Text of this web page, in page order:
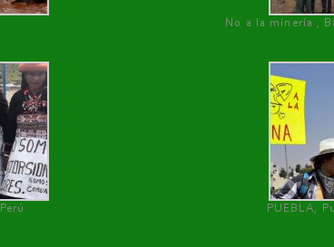
No a la minería ,
PUEBLA,